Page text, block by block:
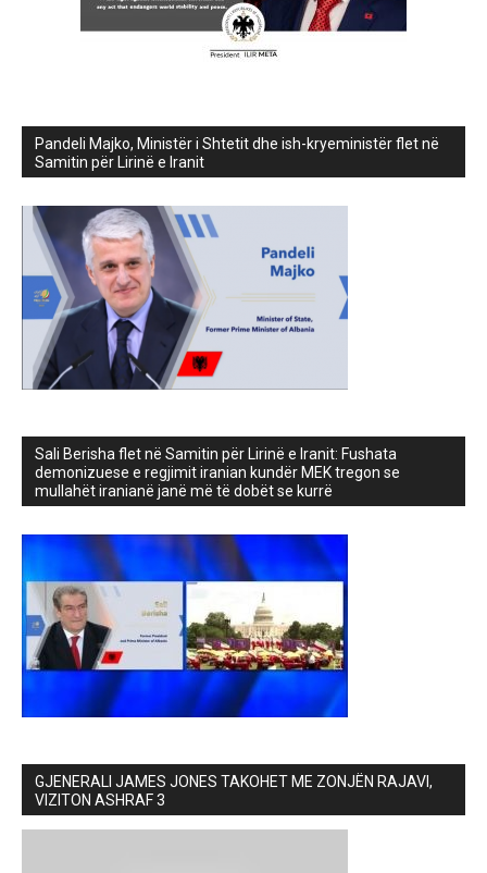
Pandeli Majko, Ministër i Shtetit dhe ish-kryeministër flet në
Samitin për Lirinë e Iranit
Sali Berisha flet në Samitin për Lirinë e Iranit: Fushata
demonizuese e regjimit iranian kundër MEK tregon se
mullahët iranianë janë më të dobët se kurrë
GJENERALI JAMES JONES TAKOHET ME ZONJËN RAJAVI,
VIZITON ASHRAF 3